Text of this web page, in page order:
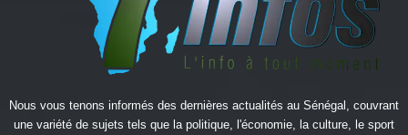
Nous vous tenons informés des dernières actualités au Sénégal, couvrant
une variété de sujets tels que la politique, l'économie, la culture, le sport